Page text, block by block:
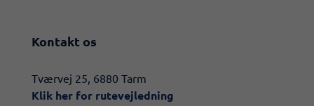
Kontakt os
​​Tværvej 25, 6880 Tarm
Klik her for rutevejledning​